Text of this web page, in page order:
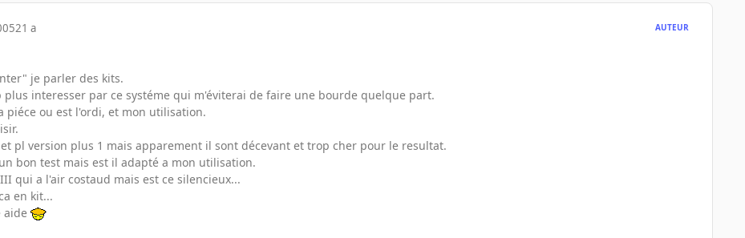
21 a AUTEUR
je parler des kits.
plus interesser par ce systéme qui m'éviterai de faire une bourde quelque part.
piéce ou est l'ordi, et mon utilisation.
et pl version plus 1 mais apparement il sont décevant et trop cher pour le resultat.
bon test mais est il adapté a mon utilisation.
III qui a l'air costaud mais est ce silencieux...
en kit...
aide